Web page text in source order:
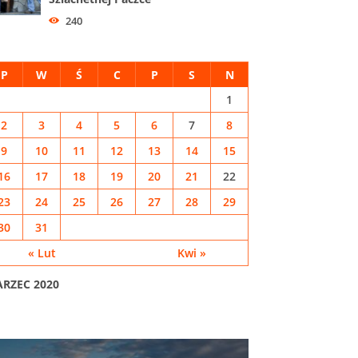
240
2020
P W Ś C P S N
« Lut Kwi »
1
2
3 4 5 6 7
8
9
10 11 12 13 14
15
17 18 19 20 21
22
24 25 26 27 28
29
31